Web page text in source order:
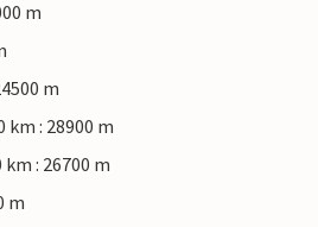
m
m
: 28900 m
: 26700 m
m